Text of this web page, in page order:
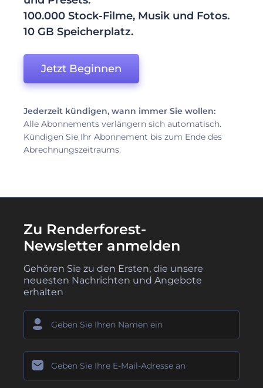
100.000 Stock-Filme, Musik und Fotos.
10 GB Speicherplatz.
Jetzt Beginnen
Jederzeit kündigen, wann immer Sie wollen:
Alle Abonnements verlängern sich automatisch.
Kündigen Sie Ihr Abonnement bis zum Ende des
Abrechnungszeitraums.
Zu Renderforest-
Newsletter anmelden
Gehören Sie zu den Ersten, die unsere
neuesten Nachrichten und Angebote
erhalten